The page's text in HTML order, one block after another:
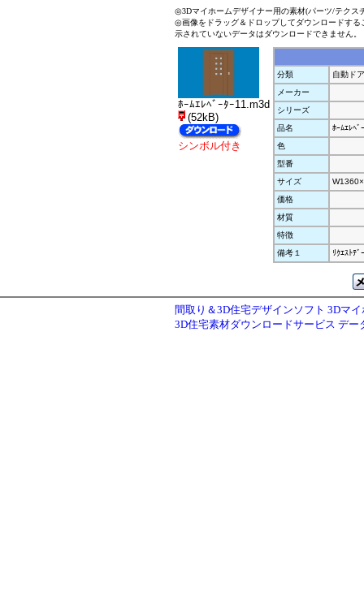
◎3Dマイホームデザイナー用の素材(パーツ/テクス
◎画像をドラッグ＆ドロップしてダウンロードす
示されていないデータはダウンロードできません。
ﾎｰﾑｴﾚﾍﾞｰﾀｰ11.m3d
(52kB)
シンボル付き
分類
自動ドア
メーカー
シリーズ
品名
ﾎｰﾑｴﾚﾍﾞ
色
型番
サイズ
価格
材質
特徴
備考１
ﾘｸｴｽﾄﾃﾞ
間取り＆3D住宅デザインソフト 3Dマ
3D住宅素材ダウンロードサービス デー